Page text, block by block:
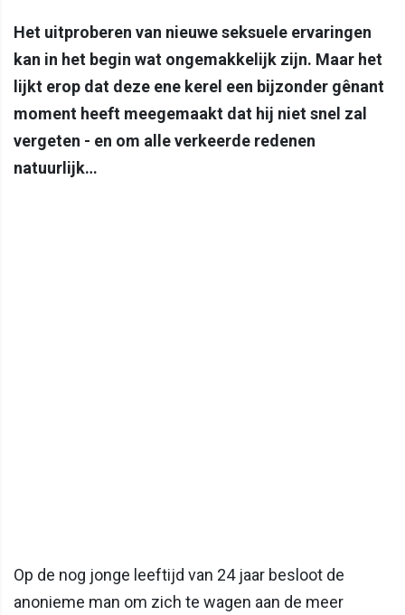
Het uitproberen van nieuwe seksuele ervaringen
kan in het begin wat ongemakkelijk zijn. Maar het
lijkt erop dat deze ene kerel een bijzonder gênant
moment heeft meegemaakt dat hij niet snel zal
vergeten - en om alle verkeerde redenen
natuurlijk…
Op de nog jonge leeftijd van 24 jaar besloot de
anonieme man om zich te wagen aan de meer